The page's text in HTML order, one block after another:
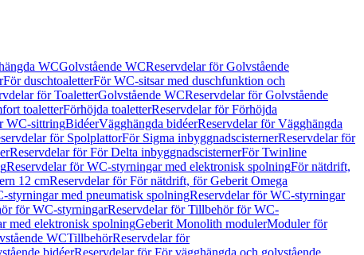
WCGolvstående WCReservdelar för Golvstående
För duschtoaletterFör WC-sitsar med duschfunktion och
för ToaletterGolvstående WCReservdelar för Golvstående
toaletterFörhöjda toaletterReservdelar för Förhöjda
WC-sittringBidéerVägghängda bidéerReservdelar för Vägghängda
för SpolplattorFör Sigma inbyggnadscisternerReservdelar för
Reservdelar för För Delta inbyggnadscisternerFör Twinline
Reservdelar för WC-styrningar med elektronisk spolningFör nätdrift,
12 cmReservdelar för För nätdrift, för Geberit Omega
styrningar med pneumatisk spolningReservdelar för WC-styrningar
för WC-styrningarReservdelar för Tillbehör för WC-
med elektronisk spolningGeberit Monolith modulerModuler för
WCTillbehörReservdelar för
bidéerReservdelar för För vägghängda och golvstående